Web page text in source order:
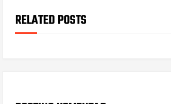
RELATED POSTS